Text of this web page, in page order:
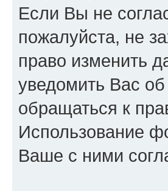
Если Вы не
пожалуйста, не
право изменить
уведомить Вас
обращаться к
Использование
Ваше с ними